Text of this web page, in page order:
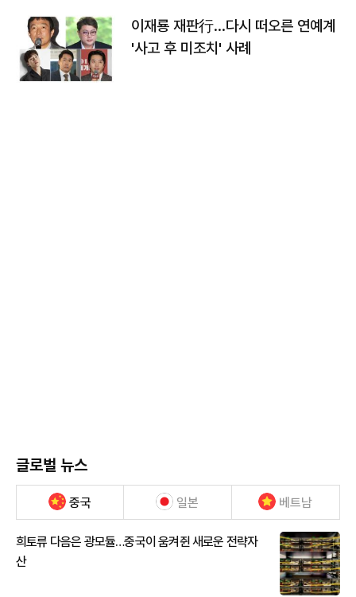
이재룡 재판行…다시 떠오른 연예계
'사고 후 미조치' 사례
글로벌 뉴스
중국 일본 베트남
희토류 다음은 광모듈…중국이 움켜쥔 새로운 전략자
산